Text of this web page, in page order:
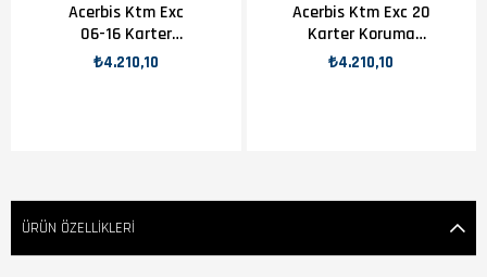
Acerbis Ktm Exc
06-16 Karter
Koruma Turuncu
₺4.210,10
Acerbis Ktm Exc 20
Karter Koruma
Turuncu
₺4.210,10
ÜRÜN ÖZELLIKLERI